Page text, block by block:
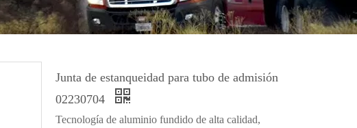
Junta de estanqueidad para tubo de admisión
02230704
Tecnología de aluminio fundido de alta calidad,